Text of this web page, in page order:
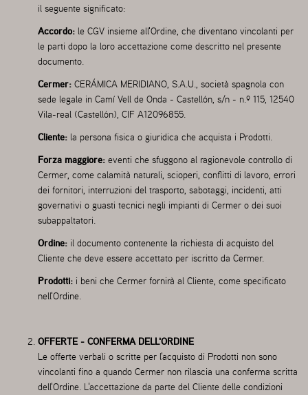
il seguente significato:
Accordo: le CGV insieme all'Ordine, che diventano vincolanti per
le parti dopo la loro accettazione come descritto nel presente
documento.
Cermer: CERÁMICA MERIDIANO, S.A.U., società spagnola con
sede legale in Camí Vell de Onda - Castellón, s/n - n.º 115, 12540
Vila-real (Castellón), CIF A12096855.
Cliente: la persona fisica o giuridica che acquista i Prodotti.
Forza maggiore: eventi che sfuggono al ragionevole controllo di
Cermer, come calamità naturali, scioperi, conflitti di lavoro, errori
dei fornitori, interruzioni del trasporto, sabotaggi, incidenti, atti
governativi o guasti tecnici negli impianti di Cermer o dei suoi
subappaltatori.
Ordine: il documento contenente la richiesta di acquisto del
Cliente che deve essere accettato per iscritto da Cermer.
Prodotti: i beni che Cermer fornirà al Cliente, come specificato
nell'Ordine.
OFFERTE - CONFERMA DELL'ORDINE
Le offerte verbali o scritte per l'acquisto di Prodotti non sono
vincolanti fino a quando Cermer non rilascia una conferma scritta
dell'Ordine. L'accettazione da parte del Cliente delle condizioni